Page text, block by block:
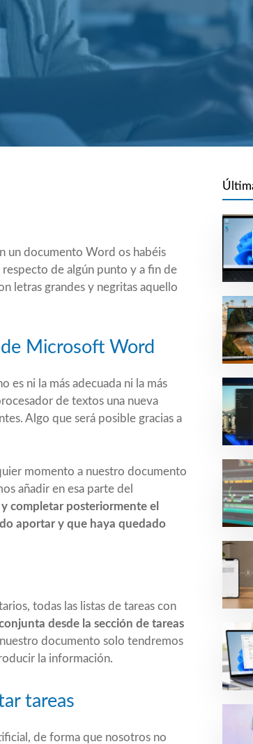
un documento Word os habéis
de algún punto y a fin de
letras grandes y negritas aquello
Microsoft Word
es ni la más adecuada ni la más
de textos una nueva
Algo que será posible gracias a
momento a nuestro documento
añadir en esa parte del
completar posteriormente el
aportar y que haya quedado
todas las listas de tareas con
desde la sección de tareas
documento solo tendremos
la información.
tareas
de forma que nosotros no